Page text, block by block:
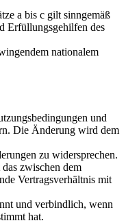
a bis c gilt sinngemäß
Erfüllungsgehilfen des
nationalem
und
Die Änderung wird dem
zu widersprechen.
zwischen dem
Vertragsverhältnis mit
und verbindlich, wenn
hat.